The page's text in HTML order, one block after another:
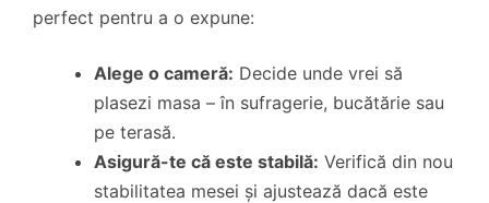
perfect pentru a o expune:
Alege o cameră: Decide unde vrei să
plasezi masa – în sufragerie, bucătărie sau
pe terasă.
Asigură-te că este stabilă: Verifică din nou
stabilitatea mesei și ajustează dacă este